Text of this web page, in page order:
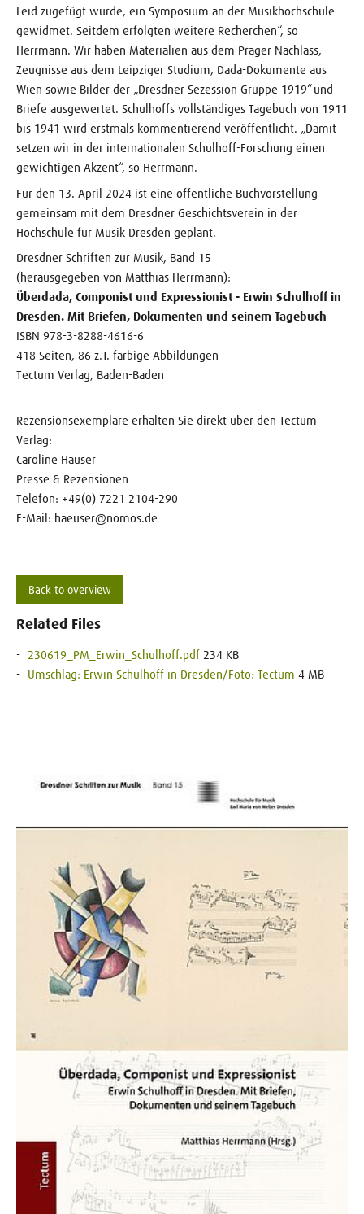
Leid zugefügt wurde, ein Symposium an der Musikhochschule
gewidmet. Seitdem erfolgten weitere Recherchen“, so
Herrmann. Wir haben Materialien aus dem Prager Nachlass,
Zeugnisse aus dem Leipziger Studium, Dada-Dokumente aus
Wien sowie Bilder der „Dresdner Sezession Gruppe 1919“ und
Briefe ausgewertet. Schulhoffs vollständiges Tagebuch von 1911
bis 1941 wird erstmals kommentierend veröffentlicht. „Damit
setzen wir in der internationalen Schulhoff-Forschung einen
gewichtigen Akzent“, so Herrmann.
Für den 13. April 2024 ist eine öffentliche Buchvorstellung
gemeinsam mit dem Dresdner Geschichtsverein in der
Hochschule für Musik Dresden geplant.
Dresdner Schriften zur Musik, Band 15
(herausgegeben von Matthias Herrmann):
Überdada, Componist und Expressionist - Erwin Schulhoff in
Dresden. Mit Briefen, Dokumenten und seinem Tagebuch
ISBN 978-3-8288-4616-6
418 Seiten, 86 z.T. farbige Abbildungen
Tectum Verlag, Baden-Baden
Rezensionsexemplare erhalten Sie direkt über den Tectum
Verlag:
Caroline Häuser
Presse & Rezensionen
Telefon: +49(0) 7221 2104-290
E-Mail: haeuser@nomos.de
Back to overview
Related Files
230619_PM_Erwin_Schulhoff.pdf 234 KB
Umschlag: Erwin Schulhoff in Dresden/Foto: Tectum 4 MB